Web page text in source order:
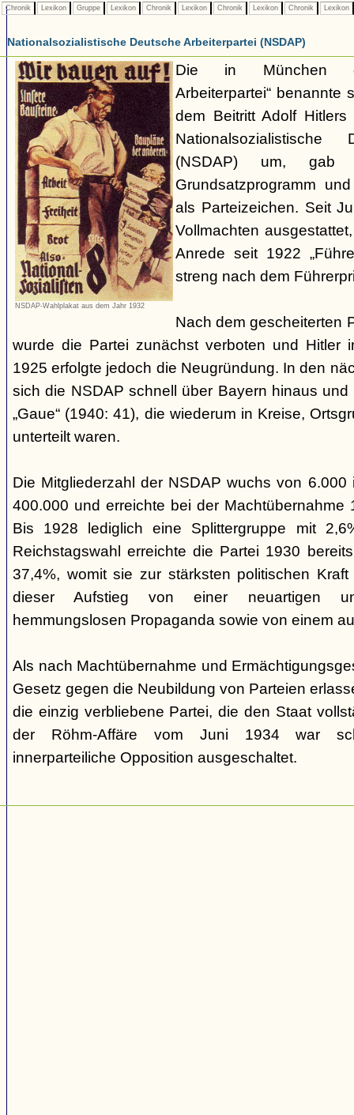
Chronik Lexikon Gruppe Lexikon Chronik Lexikon Chronik Lexikon Chronik Lexikon
Nationalsozialistische Deutsche Arbeiterpartei (NSDAP)
NSDAP-Wahlplakat aus dem Jahr 1932
Die in München
Arbeiterpartei“
dem Beitritt Adolf
Nationalsozialistische
(NSDAP) um, gab
Grundsatzprogramm
als Parteizeichen. Seit
Vollmachten
Anrede seit 1922
streng nach dem
Nach dem gescheiterten
wurde die Partei zunächst verboten und Hitler
1925 erfolgte jedoch die Neugründung. In den
sich die NSDAP schnell über Bayern hinaus
„Gaue“ (1940: 41), die wiederum in Kreise,
unterteilt waren.
Die Mitgliederzahl der NSDAP wuchs von
400.000 und erreichte bei der Machtübernahme
Bis 1928 lediglich eine Splittergruppe mit
Reichstagswahl erreichte die Partei 1930
37,4%, womit sie zur stärksten politischen
dieser Aufstieg von einer neuartigen
hemmungslosen Propaganda sowie von einem
Als nach Machtübernahme und
Gesetz gegen die Neubildung von Parteien
die einzig verbliebene Partei, die den Staat
der Röhm-Affäre vom Juni 1934 war
innerparteiliche Opposition ausgeschaltet.